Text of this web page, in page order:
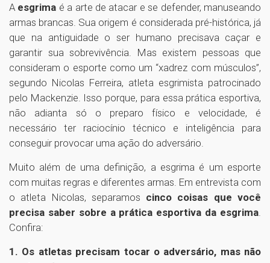
A esgrima é a arte de atacar e se defender, manuseando
armas brancas. Sua origem é considerada pré-histórica, já
que na antiguidade o ser humano precisava caçar e
garantir sua sobrevivência. Mas existem pessoas que
consideram o esporte como um “xadrez com músculos”,
segundo Nicolas Ferreira, atleta esgrimista patrocinado
pelo Mackenzie. Isso porque, para essa prática esportiva,
não adianta só o preparo físico e velocidade, é
necessário ter raciocínio técnico e inteligência para
conseguir provocar uma ação do adversário.
Muito além de uma definição, a esgrima é um esporte
com muitas regras e diferentes armas. Em entrevista com
o atleta Nicolas, separamos cinco coisas que você
precisa saber sobre a prática esportiva da esgrima
Confira:
1. Os atletas precisam tocar o adversário, mas não